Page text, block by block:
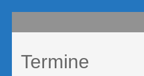
Inhalt
(Enter
drücken)
compurem
Termine